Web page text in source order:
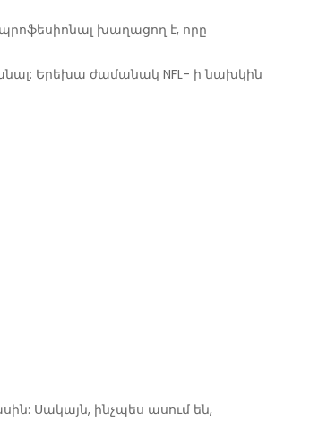
խաղացող է, որը
Երեխա ժամանակ NFL- ի նախկին
Սակայն, ինչպես ասում են,